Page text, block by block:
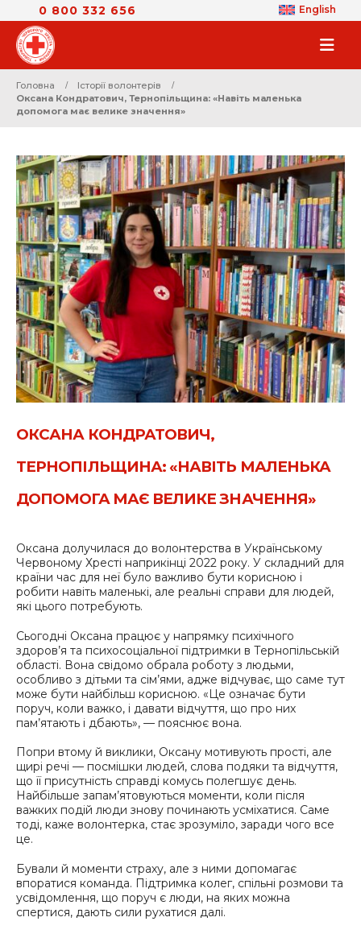
0 800 332 656 English
Головна
Історії волонтерів
Оксана Кондратович, Тернопільщина: «Навіть маленька
допомога має велике значення»
ОКСАНА КОНДРАТОВИЧ,
ТЕРНОПІЛЬЩИНА: «НАВІТЬ МАЛЕНЬКА
ДОПОМОГА МАЄ ВЕЛИКЕ ЗНАЧЕННЯ»
Оксана долучилася до волонтерства в Українському
Червоному Хресті наприкінці 2022 року. У складний для
країни час для неї було важливо бути корисною і
робити навіть маленькі, але реальні справи для людей,
які цього потребують.
Сьогодні Оксана працює у напрямку психічного
здоров’я та психосоціальної підтримки в Тернопільській
області. Вона свідомо обрала роботу з людьми,
особливо з дітьми та сім’ями, адже відчуває, що саме тут
може бути найбільш корисною. «Це означає бути
поруч, коли важко, і давати відчуття, що про них
пам’ятають і дбають», — пояснює вона.
Попри втому й виклики, Оксану мотивують прості, але
щирі речі — посмішки людей, слова подяки та відчуття,
що її присутність справді комусь полегшує день.
Найбільше запам’ятовуються моменти, коли після
важких подій люди знову починають усміхатися. Саме
тоді, каже волонтерка, стає зрозуміло, заради чого все
це.
Бували й моменти страху, але з ними допомагає
впоратися команда. Підтримка колег, спільні розмови та
усвідомлення, що поруч є люди, на яких можна
спертися, дають сили рухатися далі.